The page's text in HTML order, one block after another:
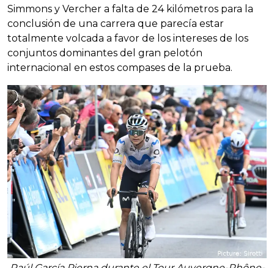
Simmons y Vercher a falta de 24 kilómetros para la
conclusión de una carrera que parecía estar
totalmente volcada a favor de los intereses de los
conjuntos dominantes del gran pelotón
internacional en estos compases de la prueba.